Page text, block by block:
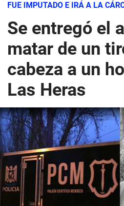
FUE IMPUTADO E IRÁ A LA
Se entregó el
matar de un
cabeza a un
Las Heras